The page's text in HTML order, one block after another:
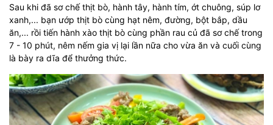
Sau khi đã sơ chế thịt bò, hành tây, hành tím, ớt chuông, súp lơ
xanh,... bạn ướp thịt bò cùng hạt nêm, đường, bột bắp, dầu
ăn,... rồi tiến hành xào thịt bò cùng phần rau củ đã sơ chế trong
7 - 10 phút, nêm nếm gia vị lại lần nữa cho vừa ăn và cuối cùng
là bày ra dĩa để thưởng thức.